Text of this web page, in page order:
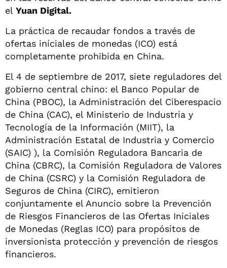
el Yuan Digital.
La práctica de recaudar fondos a través de
ofertas iníciales de monedas (ICO) está
completamente prohibida en China.
El 4 de septiembre de 2017, siete reguladores del
gobierno central chino: el Banco Popular de
China (PBOC), la Administración del Ciberespacio
de China (CAC), el Ministerio de Industria y
Tecnología de la Información (MIIT), la
Administración Estatal de Industria y Comercio
(SAIC) ), la Comisión Reguladora Bancaria de
China (CBRC), la Comisión Reguladora de Valores
de China (CSRC) y la Comisión Reguladora de
Seguros de China (CIRC), emitieron
conjuntamente el Anuncio sobre la Prevención
de Riesgos Financieros de las Ofertas Iniciales
de Monedas (Reglas ICO) para propósitos de
inversionista protección y prevención de riesgos
financieros.